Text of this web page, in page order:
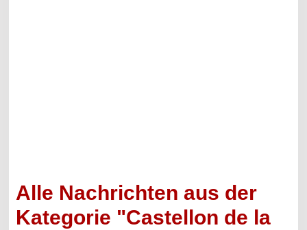
Alle Nachrichten aus der
Kategorie "Castellon de la